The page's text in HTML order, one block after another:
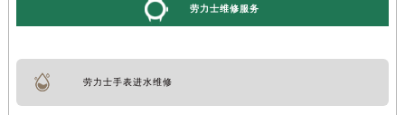
劳力士维修服务
劳力士手表进水维修